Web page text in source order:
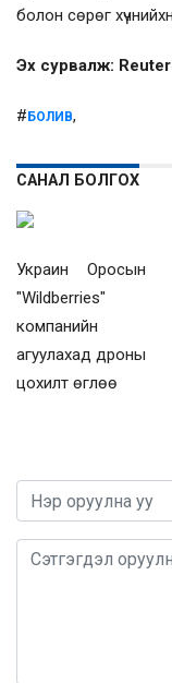
болон сөрөг
Эх сурвалж:
# БОЛИВ,
САНАЛ БОЛГОХ
Украин Оросын
"Wildberries"
компанийн
агуулахад дроны
цохилт өглөө